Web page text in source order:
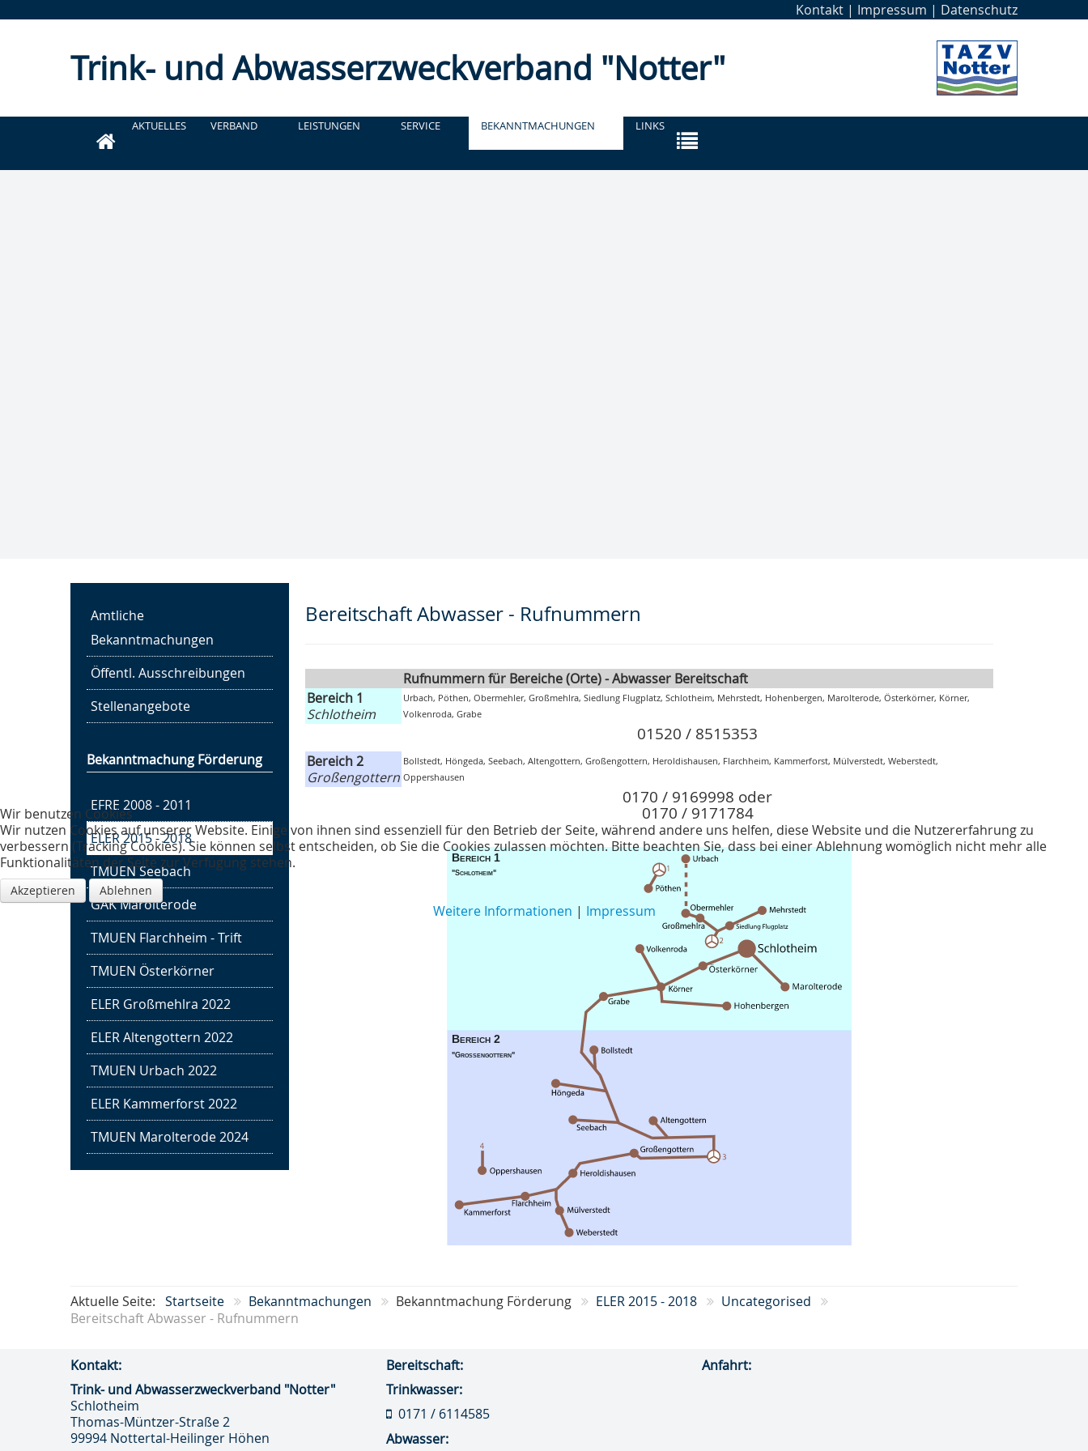
Kontakt | Impressum | Datenschutz
Trink- und Abwasser­zweckverband "Notter"
AKTUELLES VERBAND LEISTUNGEN SERVICE BEKANNTMACHUNGEN LINKS
zweckverband "Notter"
Trink- und Abwasser­
zweckverband "Notter"
Sitz TAZV "Notter", Schlotheim
Trink- und Abwasser­
Amtliche
Bekanntmachungen
Öffentl. Ausschreibungen
Stellenangebote
Bekanntmachung Förderung
EFRE 2008 - 2011
ELER 2015 - 2018
TMUEN Seebach
GAK Marolterode
TMUEN Flarchheim - Trift
TMUEN Österkörner
ELER Großmehlra 2022
ELER Altengottern 2022
TMUEN Urbach 2022
ELER Kammerforst 2022
TMUEN Marolterode 2024
Bereitschaft Abwasser - Rufnummern
Rufnummern für Bereiche (Orte) - Abwasser Bereitschaft
Bereich 1
Schlotheim
Urbach, Pöthen, Obermehler, Großmehlra, Siedlung Flugplatz, Schlotheim, Mehrstedt, Hohenbergen, Marolterode, Österkörner, Körner,
Volkenroda, Grabe
01520 / 8515353
Bereich 2
Großengottern
Bollstedt, Höngeda, Seebach, Altengottern, Großengottern, Heroldishausen, Flarchheim, Kammerforst, Mülverstedt, Weberstedt,
Oppershausen
0170 / 9169998 oder
0170 / 9171784
Aktuelle Seite: Startseite Bekanntmachungen Bekanntmachung Förderung ELER 2015 - 2018
Uncategorised
Bereitschaft Abwasser - Rufnummern
Kontakt:
Trink- und Abwasser­zweckverband "Notter"
Schlotheim
Thomas-Müntzer-Straße 2
99994 Nottertal-Heilinger Höhen
Bereitschaft:
Trinkwasser:
0171 / 6114585
Abwasser:
Anfahrt:
Wir benutzen Cookies
Wir nutzen Cookies auf unserer Website. Einige von ihnen sind essenziell für den Betrieb der Seite, während andere uns helfen, diese Website und die Nutzererfahrung zu
verbessern (Tracking Cookies). Sie können selbst entscheiden, ob Sie die Cookies zulassen möchten. Bitte beachten Sie, dass bei einer Ablehnung womöglich nicht mehr alle
Funktionalitäten der Seite zur Verfügung stehen.
Akzeptieren Ablehnen
Weitere Informationen | Impressum